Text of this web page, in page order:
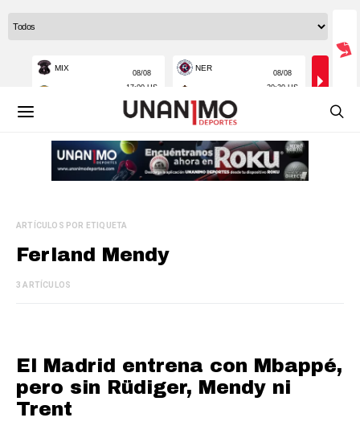
ARTÍCULOS POR ETIQUETA
Ferland Mendy
3 ARTÍCULOS
El Madrid entrena con Mbappé,
pero sin Rüdiger, Mendy ni
Trent